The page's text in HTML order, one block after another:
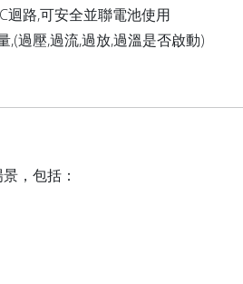
迴路,可安全並聯電池使用
,(過壓,過流,過放,過溫是否啟動)
，包括：